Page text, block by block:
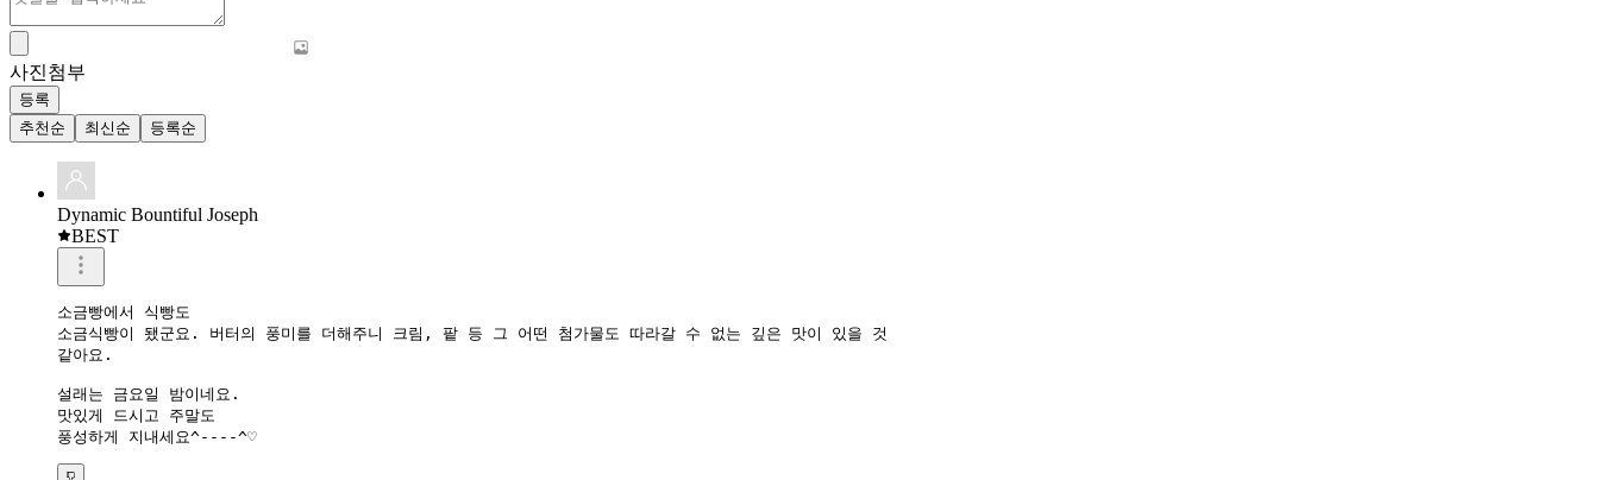
사진첨부
등록
추천순
최신순 등록순
Dynamic Bountiful Joseph
BEST
소금빵에서 식빵도
소금식빵이 됐군요. 버터의 풍미를 더해주니 크림, 팥 등 그 어떤 첨가물도 따라갈 수 없는 깊은 맛이 있을 것
같아요.
설래는 금요일 밤이네요.
맛있게 드시고 주말도
풍성하게 지내세요^----^♡